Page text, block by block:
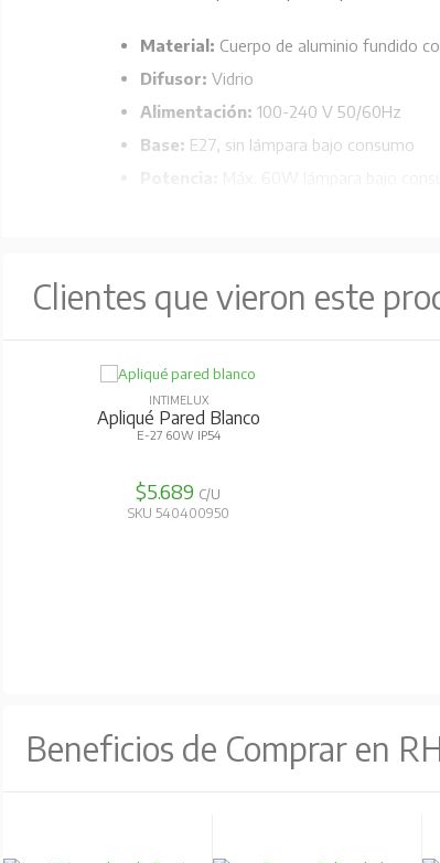
Material: Cuerpo de aluminio fundido
Difusor: Vidrio
Alimentación: 100-240 V 50/60Hz
Base: E27, sin lámpara bajo consumo
Clientes que vieron este
INTIMELUX
Apliqué Pared Blanco
E-27 60W IP54
$5.689 C/U
SKU 540400950
Beneficios de Comprar en